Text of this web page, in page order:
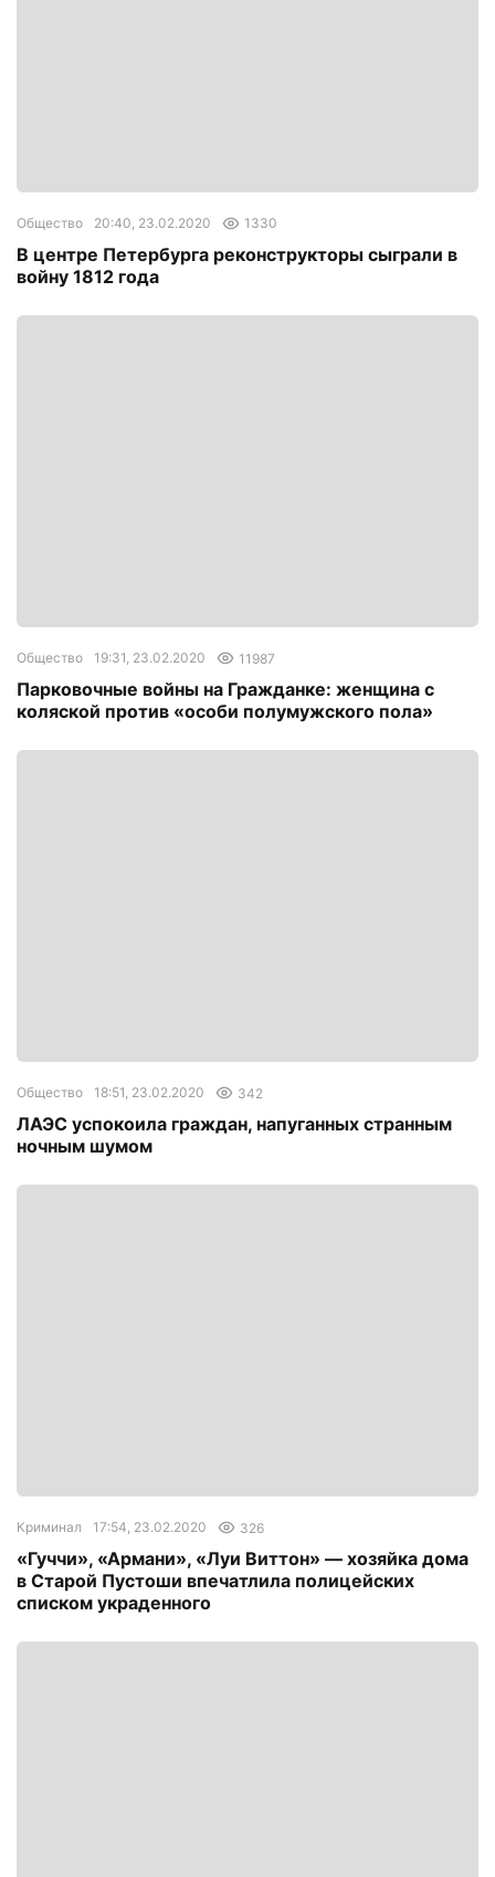
Общество 20:40, 23.02.2020 1330
В центре Петербурга реконструкторы сыграли в
войну 1812 года
Общество 19:31, 23.02.2020 11987
Парковочные войны на Гражданке: женщина с
коляской против «особи полумужского пола»
Общество 18:51, 23.02.2020 342
ЛАЭС успокоила граждан, напуганных странным
ночным шумом
Криминал 17:54, 23.02.2020 326
«Гуччи», «Армани», «Луи Виттон» — хозяйка дома
в Старой Пустоши впечатлила полицейских
списком украденного